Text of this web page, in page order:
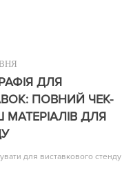
ДЛЯ
ПОВНИЙ ЧЕК-
ДЛЯ
для виставкового стенду